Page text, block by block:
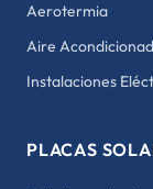
Aerotermia
Aire
Instalaciones
PLACAS